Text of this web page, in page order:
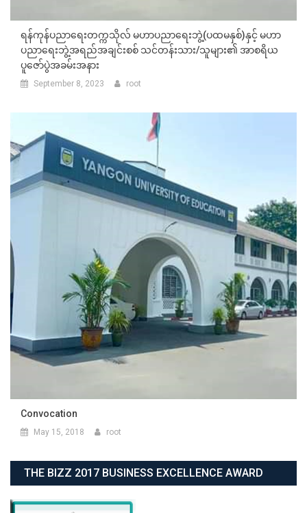
ရန်ကုန်ပညာရေးတက္ကသိုလ် မဟာပညာရေးဘွဲ့(ပထမနှစ်)နှင့် မဟာ
ပညာရေးဘွဲ့အရည်အချင်းစစ် သင်တန်းသား/သူများ၏ အာစရိယ
ပူဇော်ပွဲအခမ်းအနား
September 8, 2023 root
Convocation
May 15, 2018 root
THE BIZZ 2017 BUSINESS EXCELLENCE AWARD